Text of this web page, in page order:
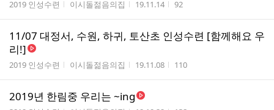
게시판명
2019 인성수련 작성자
이시돌젊음의집 작성시간
19.11.14 조회수
92
11/07 대정서, 수원, 하귀, 토산초 인성수련 [함께해요 우
리!]
게시판명
2019 인성수련 작성자
이시돌젊음의집 작성시간
19.11.08 조회수
110
2019년 한림중 우리는 ~ing